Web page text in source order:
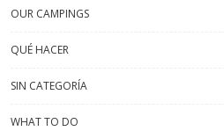
OUR CAMPINGS
QUÉ HACER
SIN CATEGORÍA
WHAT TO DO